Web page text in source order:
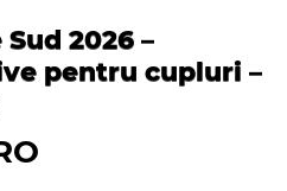
2026 –
pentru cupluri –